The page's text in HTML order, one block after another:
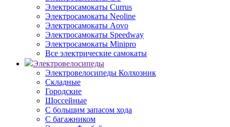
Электросамокаты Currus
Электросамокаты Neoline
Электросамокаты Aovo
Электросамокаты Speedway
Электросамокаты Minipro
Все электрические самокаты
Электровелосипеды
Электровелосипеды Колхозник
Складные
Городские
Шоссейные
С большим запасом хода
С багажником